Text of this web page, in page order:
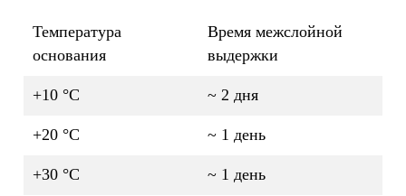
Температура
основания
Время межслойной
выдержки
+10 °C ~ 2 дня
+20 °C ~ 1 день
+30 °C ~ 1 день